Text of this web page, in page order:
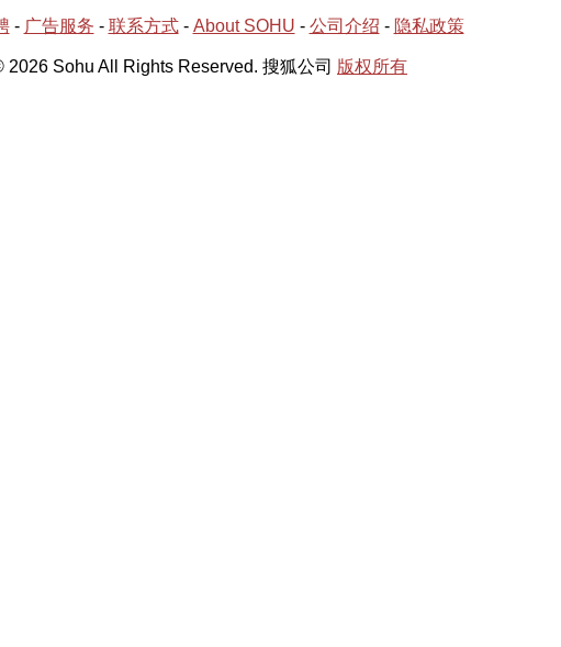
- 广告服务 - 联系方式- About SOHU - 公司介绍 - 隐私政策
2026 Sohu All Rights Reserved. 搜狐公司 版权所有